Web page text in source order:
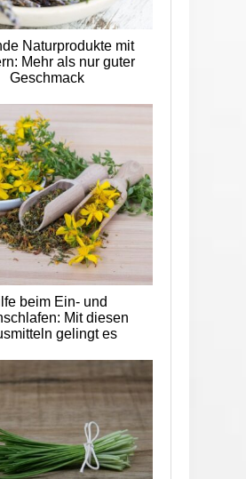
Naturprodukte mit
Mehr als nur guter
Geschmack
beim Ein- und
Mit diesen
gelingt es